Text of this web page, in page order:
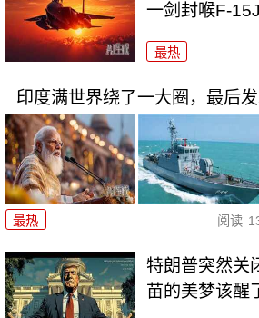
一剑封喉F-15J
最热
印度满世界绕了一大圈，最后发
最热 阅读
特朗普突然关
苗的美梦该醒